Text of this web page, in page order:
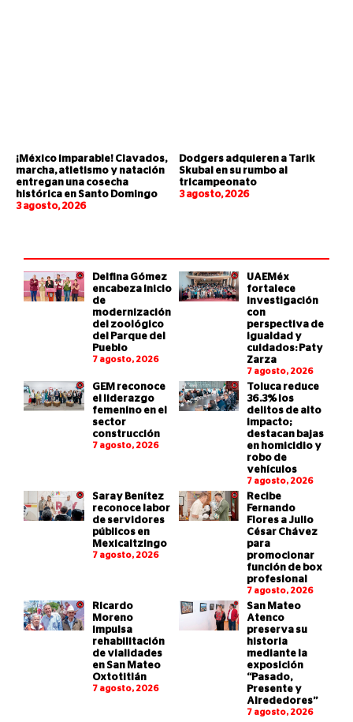
¡México imparable! Clavados,
marcha, atletismo y natación
entregan una cosecha
histórica en Santo Domingo
3 agosto, 2026
Dodgers adquieren a Tarik
Skubal en su rumbo al
tricampeonato
3 agosto, 2026
Delfina Gómez
encabeza inicio
de
modernización
del zoológico
del Parque del
Pueblo
7 agosto, 2026
UAEMéx
fortalece
investigación
con
perspectiva de
igualdad y
cuidados: Paty
Zarza
7 agosto, 2026
GEM reconoce
el liderazgo
femenino en el
sector
construcción
7 agosto, 2026
Toluca reduce
36.3% los
delitos de alto
impacto;
destacan bajas
en homicidio y
robo de
vehículos
7 agosto, 2026
Saray Benítez
reconoce labor
de servidores
públicos en
Mexicaltzingo
7 agosto, 2026
Recibe
Fernando
Flores a Julio
César Chávez
para
promocionar
función de box
profesional
7 agosto, 2026
Ricardo
Moreno
impulsa
rehabilitación
de vialidades
en San Mateo
Oxtotitlán
7 agosto, 2026
San Mateo
Atenco
preserva su
historia
mediante la
exposición
“Pasado,
Presente y
Alrededores”
7 agosto, 2026